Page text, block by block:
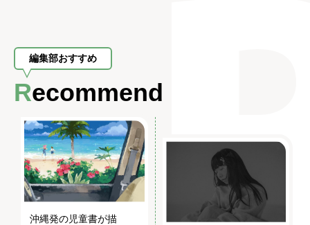
編集部おすすめ
Recommend
沖縄発の児童書が描